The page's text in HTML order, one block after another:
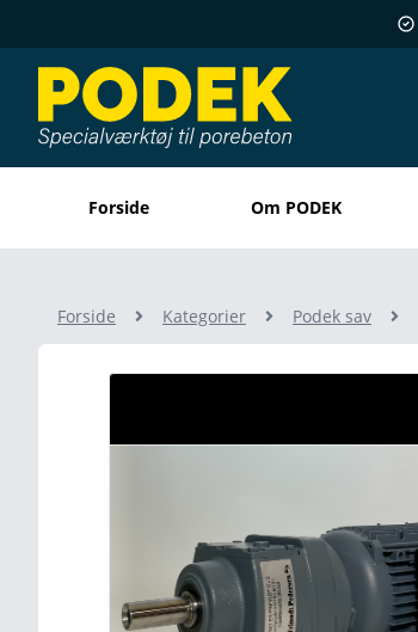
Forside Om PODEK
Forside Kategorier Podek sav